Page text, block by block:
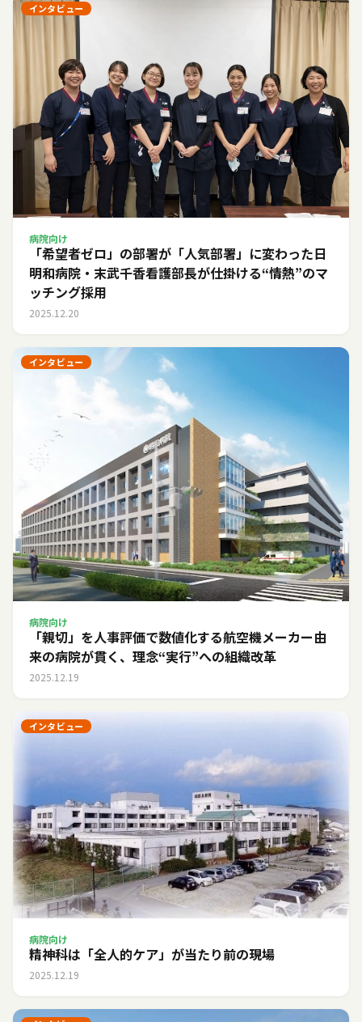
インタビュー
病院向け
「希望者ゼロ」の部署が「人気部署」に変わった日――
明和病院・末武千香看護部長が仕掛ける“情熱”のマ
ッチング採用
2025.12.20
インタビュー
病院向け
「親切」を人事評価で数値化する――航空機メーカー由
来の病院が貫く、理念“実行”への組織改革
2025.12.19
インタビュー
病院向け
精神科は「全人的ケア」が当たり前の現場
2025.12.19